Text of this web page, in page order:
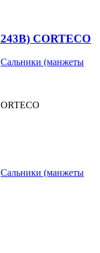
CORTECO
Сальники (манжеты
Сальники (манжеты